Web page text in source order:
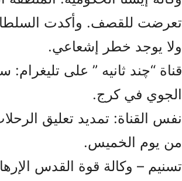
تعرضت للقصف. وأكدت
ولا يوجد خطر إشعاعي.
قناة “چند ثانیه ” على
الجوي في كرج.
من يوم الخميس.
تسنيم – وكالة قوة القدس